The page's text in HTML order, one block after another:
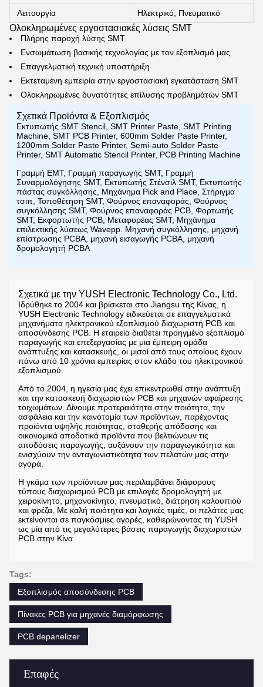
Επαφές
Λειτουργία Ηλεκτρικό, Πνευματικό
Ολοκληρωμένες εργοστασιακές λύσεις SMT
Πλήρης παροχή λύσης SMT
Ενσωμάτωση βασικής τεχνολογίας με τον εξοπλισμό μας
Επαγγελματική τεχνική υποστήριξη
Εκτεταμένη εμπειρία στην εργοστασιακή εγκατάσταση SMT
Ολοκληρωμένες δυνατότητες επίλυσης προβλημάτων SMT
Σχετικά Προϊόντα & Εξοπλισμός
Εκτυπωτής SMT Stencil, SMT Printer Paste, SMT Printing
Machine, SMT PCB Printer, 600mm Solder Paste Printer,
1200mm Solder Paste Printer, Semi-auto Solder Paste
Printer, SMT Automatic Stencil Printer, PCB Printing Machine
Γραμμή EMT, Γραμμή παραγωγής SMT, Γραμμή
Συναρμολόγησης SMT, Εκτυπωτής Στένσιλ SMT, Εκτυπωτής
πάστας συγκόλλησης, Μηχάνημα Pick and Place, Στήριγμα
τσιπ, Τοποθέτηση SMT, Φούρνος επαναφοράς, Φούρνος
συγκόλλησης SMT, Φούρνος επαναφοράς PCB, Φορτωτής
SMT, Εκφορτωτής PCB, Μεταφορέας SMT, Μηχάνημα
επιλεκτικής λύσεως Wavepp. Μηχανή συγκόλλησης, μηχανή
επίστρωσης PCBA, μηχανή εισαγωγής PCBA, μηχανή
δρομολογητή PCBA
Σχετικά με την YUSH Electronic Technology Co., Ltd.
Ιδρύθηκε το 2004 και βρίσκεται στο Jiangsu της Κίνας, η
YUSH Electronic Technology ειδικεύεται σε επαγγελματικά
μηχανήματα ηλεκτρονικού εξοπλισμού διαχωριστή PCB και
αποσύνδεσης PCB. Η εταιρεία διαθέτει προηγμένο εξοπλισμό
παραγωγής και επεξεργασίας με μια έμπειρη ομάδα
ανάπτυξης και κατασκευής, οι μισοί από τους οποίους έχουν
πάνω από 10 χρόνια εμπειρίας στον κλάδο του ηλεκτρονικού
εξοπλισμού.
Από το 2004, η ηγεσία μας έχει επικεντρωθεί στην ανάπτυξη
και την κατασκευή διαχωριστών PCB και μηχανών αφαίρεσης
τοιχωμάτων. Δίνουμε προτεραιότητα στην ποιότητα, την
ασφάλεια και την καινοτομία των προϊόντων, παρέχοντας
προϊόντα υψηλής ποιότητας, σταθερής απόδοσης και
οικονομικά αποδοτικά προϊόντα που βελτιώνουν τις
αποδόσεις παραγωγής, αυξάνουν την παραγωγικότητα και
ενισχύουν την ανταγωνιστικότητα των πελατών μας στην
αγορά.
Η γκάμα των προϊόντων μας περιλαμβάνει διάφορους
τύπους διαχωρισμού PCB με επιλογές δρομολογητή με
χειροκίνητο, μηχανοκίνητο, πνευματικό, διάτρηση καλουπιού
και φρέζα. Με καλή ποιότητα και λογικές τιμές, οι πελάτες μας
εκτείνονται σε παγκόσμιες αγορές, καθιερώνοντας τη YUSH
ως μία από τις μεγαλύτερες βάσεις παραγωγής διαχωριστών
PCB στην Κίνα.
Tags:
Εξοπλισμός αποσύνδεσης PCB
Πίνακες PCB για μηχανές διαμόρφωσης
PCB depanelizer